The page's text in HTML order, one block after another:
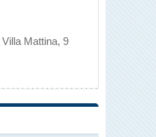
Mattina, 9